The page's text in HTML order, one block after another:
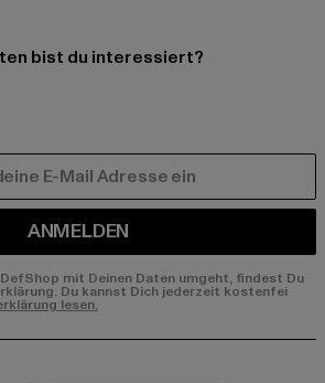
bist du interessiert?
ANMELDEN
mit Deinen Daten umgeht, findest Du
Du kannst Dich jederzeit kostenfei
lesen.